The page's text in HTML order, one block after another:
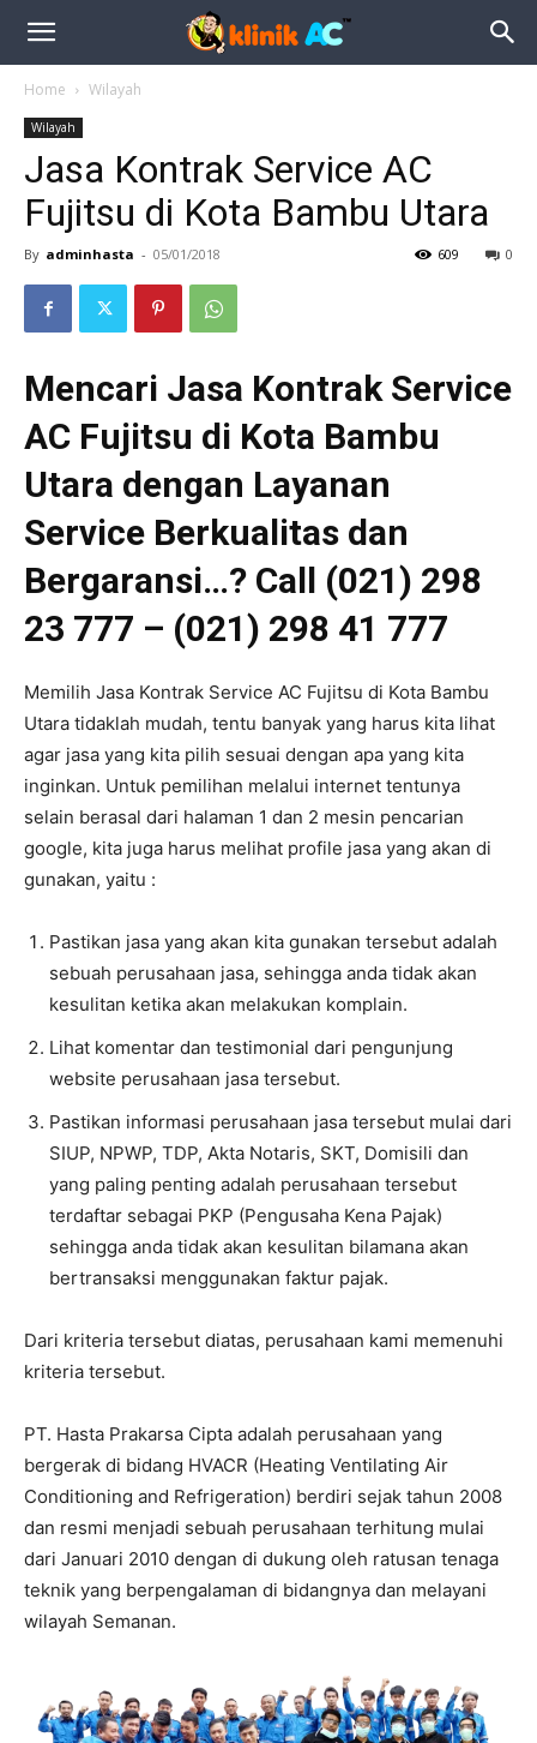
Home Wilayah
Wilayah
Jasa Kontrak Service AC
Fujitsu di Kota Bambu Utara
By adminhasta - 05/01/2018 0
609
Mencari Jasa Kontrak Service
AC Fujitsu di Kota Bambu
Utara dengan Layanan
Service Berkualitas dan
Bergaransi…? Call (021) 298
23 777 – (021) 298 41 777
Memilih Jasa Kontrak Service AC Fujitsu di Kota Bambu
Utara tidaklah mudah, tentu banyak yang harus kita lihat
agar jasa yang kita pilih sesuai dengan apa yang kita
inginkan. Untuk pemilihan melalui internet tentunya
selain berasal dari halaman 1 dan 2 mesin pencarian
google, kita juga harus melihat profile jasa yang akan di
gunakan, yaitu :
Pastikan jasa yang akan kita gunakan tersebut adalah
sebuah perusahaan jasa, sehingga anda tidak akan
kesulitan ketika akan melakukan komplain.
Lihat komentar dan testimonial dari pengunjung
website perusahaan jasa tersebut.
Pastikan informasi perusahaan jasa tersebut mulai dari
SIUP, NPWP, TDP, Akta Notaris, SKT, Domisili dan
yang paling penting adalah perusahaan tersebut
terdaftar sebagai PKP (Pengusaha Kena Pajak)
sehingga anda tidak akan kesulitan bilamana akan
bertransaksi menggunakan faktur pajak.
Dari kriteria tersebut diatas, perusahaan kami memenuhi
kriteria tersebut.
PT. Hasta Prakarsa Cipta adalah perusahaan yang
bergerak di bidang HVACR (Heating Ventilating Air
Conditioning and Refrigeration) berdiri sejak tahun 2008
dan resmi menjadi sebuah perusahaan terhitung mulai
dari Januari 2010 dengan di dukung oleh ratusan tenaga
teknik yang berpengalaman di bidangnya dan melayani
wilayah Semanan.